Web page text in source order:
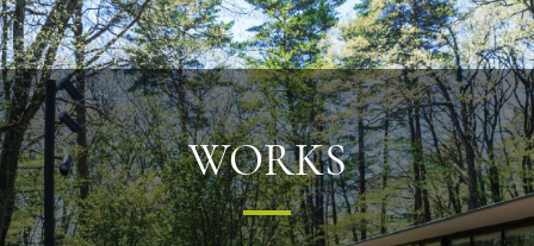
WORKS